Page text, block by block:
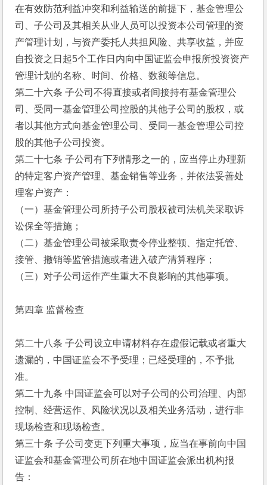
在有效防范利益冲突和利益输送的前提下，基金管理公
司、子公司及其相关从业人员可以投资本公司管理的资
产管理计划，与资产委托人共担风险、共享收益，并应
自投资之日起5个工作日内向中国证监会申报所投资资产
管理计划的名称、时间、价格、数额等信息。
第二十六条 子公司不得直接或者间接持有基金管理公
司、受同一基金管理公司控股的其他子公司的股权，或
者以其他方式向基金管理公司、受同一基金管理公司控
股的其他子公司投资。
第二十七条 子公司有下列情形之一的，应当停止办理新
的特定客户资产管理、基金销售等业务，并依法妥善处
理客户资产：
（一）基金管理公司所持子公司股权被司法机关采取诉
讼保全等措施；
（二）基金管理公司被采取责令停业整顿、指定托管、
接管、撤销等监管措施或者进入破产清算程序；
（三）对子公司运作产生重大不良影响的其他事项。
第四章 监督检查
第二十八条 子公司设立申请材料存在虚假记载或者重大
遗漏的，中国证监会不予受理；已经受理的，不予批
准。
第二十九条 中国证监会可以对子公司的公司治理、内部
控制、经营运作、风险状况以及相关业务活动，进行非
现场检查和现场检查。
第三十条 子公司变更下列重大事项，应当在事前向中国
证监会和基金管理公司所在地中国证监会派出机构报
告：